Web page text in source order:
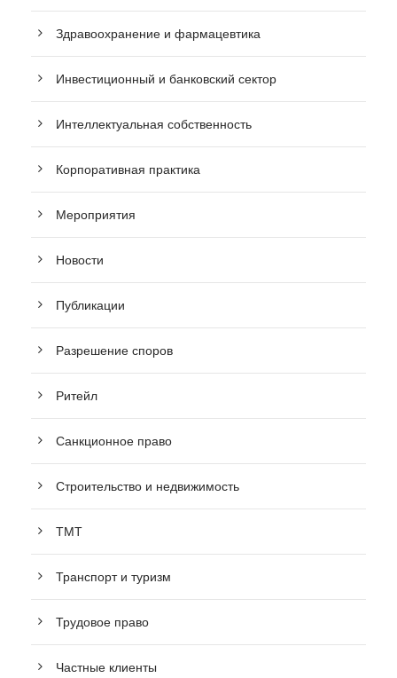
Здравоохранение и фармацевтика
Инвестиционный и банковский сектор
Интеллектуальная собственность
Корпоративная практика
Мероприятия
Новости
Публикации
Разрешение споров
Ритейл
Санкционное право
Строительство и недвижимость
ТМТ
Транспорт и туризм
Трудовое право
Частные клиенты